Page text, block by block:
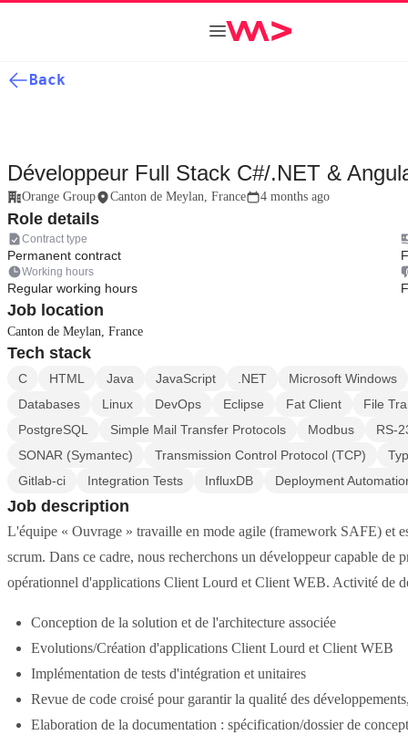
Back
Développeur Full Stack C#/.NET &
Orange Group Canton de Meylan, France 4 months ago
Role details
Contract type
Permanent contract
Working hours
Regular working hours
Job location
Canton de Meylan, France
Tech stack
C HTML Java JavaScript .NET
Microsoft Windows
Databases
Linux DevOps Eclipse Fat Client
File
PostgreSQL
Simple Mail Transfer Protocols Modbus
RS-
SONAR (Symantec)
Transmission Control Protocol (TCP)
Gitlab-ci
Integration Tests InfluxDB Deployment
Job description
L'équipe « Ouvrage » travaille en mode agile (framework SAFE) et
scrum. Dans ce cadre, nous recherchons un développeur capable
opérationnel d'applications Client Lourd et Client WEB. Activité de
Conception de la solution et de l'architecture associée
Evolutions/Création d'applications Client Lourd et Client WEB
Implémentation de tests d'intégration et unitaires
Revue de code croisé pour garantir la qualité des
Elaboration de la documentation : spécification/dossier de